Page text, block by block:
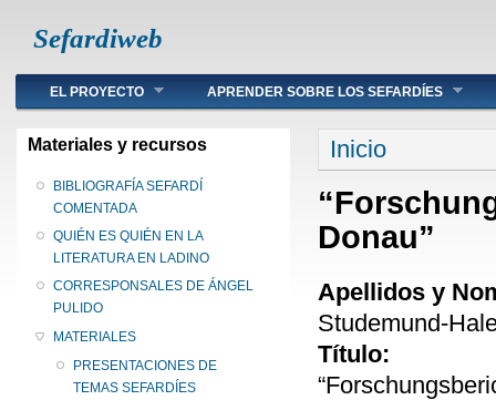
Sefardiweb
Main menu
EL PROYECTO APRENDER SOBRE LOS SEFARDÍES
Materiales y recursos
BIBLIOGRAFÍA SEFARDÍ
COMENTADA
QUIÉN ES QUIÉN EN LA
LITERATURA EN LADINO
CORRESPONSALES DE ÁNGEL
PULIDO
MATERIALES
PRESENTACIONES DE
TEMAS SEFARDÍES
Se encuentra
Inicio
Donau”
Apellidos y
Studemund-
Título: